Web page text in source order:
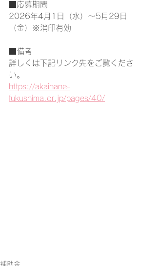
■応募期間
2026年4月1日（水）～5月29日
（金）※消印有効
■備考
詳しくは下記リンク先をご覧くださ
い。
https://akaihane-
fukushima.or.jp/pages/40/
補助金